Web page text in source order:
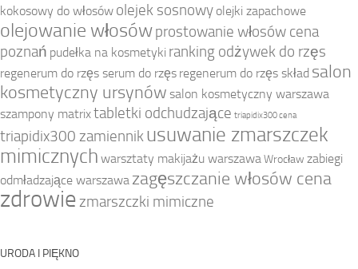
kokosowy do włosów olejek sosnowy olejki zapachowe
olejowanie włosówprostowanie włosów cena
poznań pudełka na kosmetyki ranking odżywek do rzęs
regenerum do rzęs serum do rzęs regenerum do rzęs skład salon
kosmetyczny ursynów salon kosmetyczny warszawa
szampony matrixtabletki odchudzające triapidix300 cena
triapidix300 zamiennikusuwanie zmarszczek
mimicznych warsztaty makijażu warszawa Wrocław zabiegi
odmładzające warszawa zagęszczanie włosów cena
zdrowiezmarszczki mimiczne
URODA I PIĘKNO